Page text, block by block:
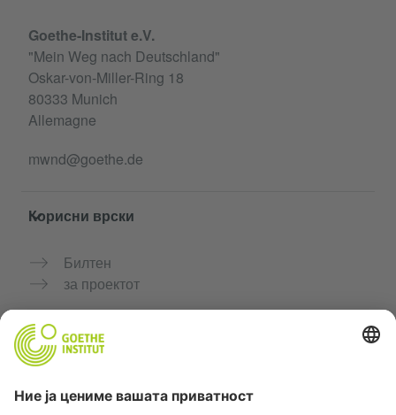
Goethe-Institut e.V.
"Mein Weg nach Deutschland"
Oskar-von-Miller-Ring 18
80333 Munich
Allemagne
mwnd@goethe.de
Корисни врски
Билтен
за проектот
Дополнителни веб-страници
Заедница „Германски јазик за тебе"